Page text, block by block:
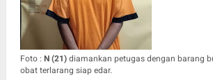
Foto : N (21)diamankan petugas dengan barang
obat terlarang siap edar.